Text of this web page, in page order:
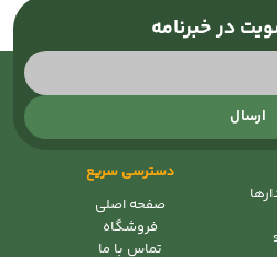
در خبرنامه
ارسال
دسترسی سریع
صفحه اصلی
فروشگاه
تماس با ما